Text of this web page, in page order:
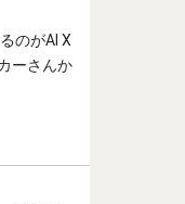
のがAI X
ーさんか